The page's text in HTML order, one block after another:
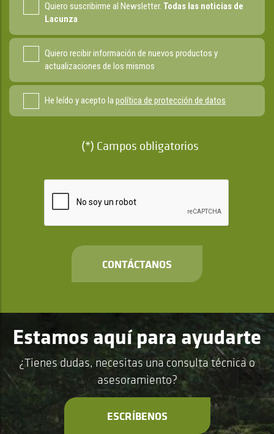
Quiero suscribirme al Newsletter. Todas las noticias de
Lacunza
Quiero recibir información de nuevos productos y
actualizaciones de los mismos
He leído y acepto lapolítica de protección de datos
(*) Campos obligatorios
CONTÁCTANOS
Estamos aquí para ayudarte
¿Tienes dudas, necesitas una consulta técnica o
asesoramiento?
ESCRÍBENOS